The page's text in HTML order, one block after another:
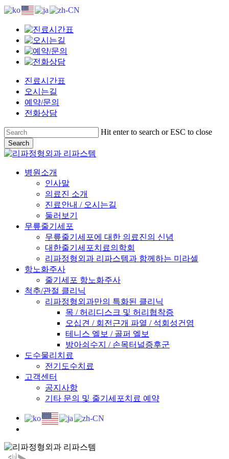
Skip
content
진료시간표
오시는길
예약/문의
전화상담
Hit enter to search or ESC to close
Search
Close
search
Menu
병원소개
인사말
의료진 소개
진료안내 / 오시는길
둘러보기
무릎줄기세포
무릎줄기세포에 대한 의료진의 신념
대한줄기세포치료의학회
리파정형외과 리파스템과 함께하는 미라셀
항노화주사
줄기세포 항노화주사
척추/관절 클리닉
리파정형외과만의 특화된 클리닉
목 / 허리디스크 및 허리협착증
오십견 / 회전근개 파열 / 석회성건염
테니스 엘보 / 골퍼 엘보
방아쇠수지 / 손목터널증후군
도수물리치료
전기도수치료
고객센터
공지사항
기타 문의 및 줄기세포치료 예약